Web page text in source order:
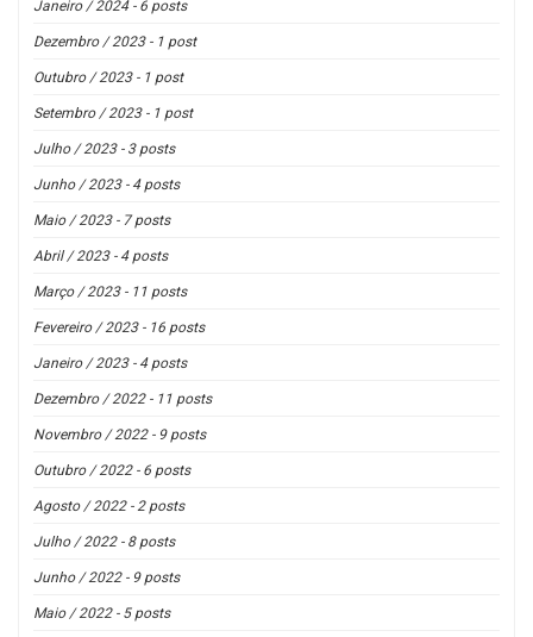
Janeiro / 2024 - 6 posts
Dezembro / 2023 - 1 post
Outubro / 2023 - 1 post
Setembro / 2023 - 1 post
Julho / 2023 - 3 posts
Junho / 2023 - 4 posts
Maio / 2023 - 7 posts
Abril / 2023 - 4 posts
Março / 2023 - 11 posts
Fevereiro / 2023 - 16 posts
Janeiro / 2023 - 4 posts
Dezembro / 2022 - 11 posts
Novembro / 2022 - 9 posts
Outubro / 2022 - 6 posts
Agosto / 2022 - 2 posts
Julho / 2022 - 8 posts
Junho / 2022 - 9 posts
Maio / 2022 - 5 posts